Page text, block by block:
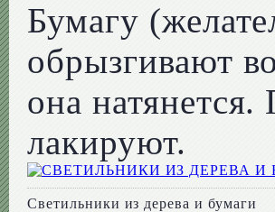
Бумагу
обрызгивают
она
лакируют.
Светильники из дерева и бумаги